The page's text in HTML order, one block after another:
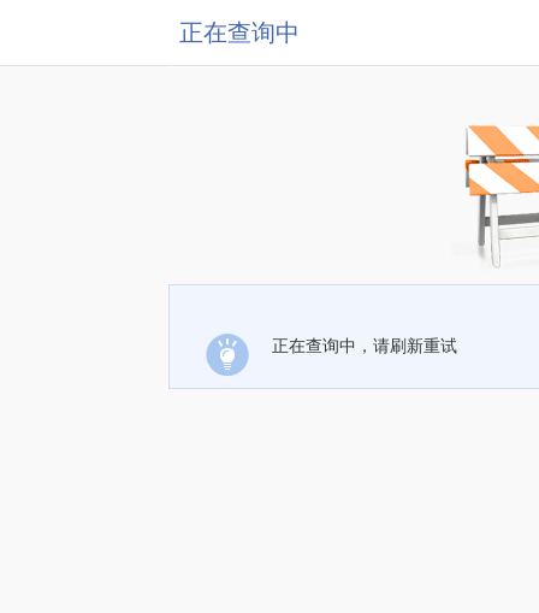
正在查询中
正在查询中，请刷新重试